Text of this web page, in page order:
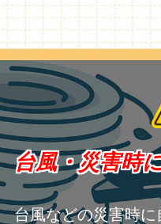
台風・災害時
台風などの災害時